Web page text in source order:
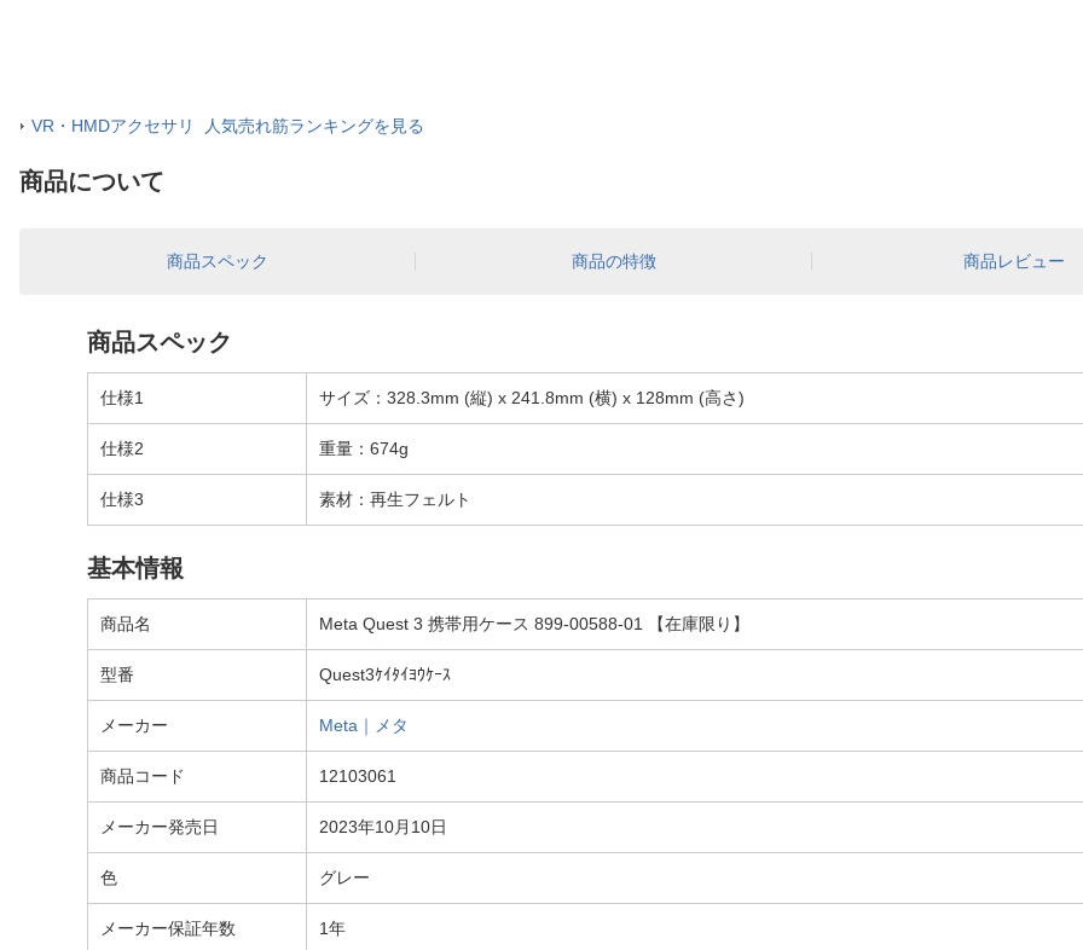
VR・HMDアクセサリ 人気売れ筋ランキングを見る
商品について
商品スペック 商品の特徴 商品レビュー
商品スペック
仕様1 サイズ：328.3mm (縦) x 241.8mm (横) x 128mm (高さ)
仕様2 重量：674g
仕様3 素材：再生フェルト
基本情報
商品名 Meta Quest 3 携帯用ケース 899-00588-01 【在庫限り】
型番 Quest3ｹｲﾀｲﾖｳｹｰｽ
メーカー Meta｜メタ
商品コード 12103061
メーカー発売日 2023年10月10日
色 グレー
メーカー保証年数 1年